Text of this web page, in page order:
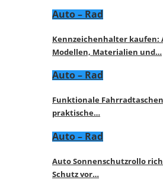
Auto – Rad
Kennzeichenhalter kaufen:
Modellen, Materialien und…
Auto – Rad
Funktionale
praktische…
Auto – Rad
Auto Sonnenschutzrollo
Schutz vor…